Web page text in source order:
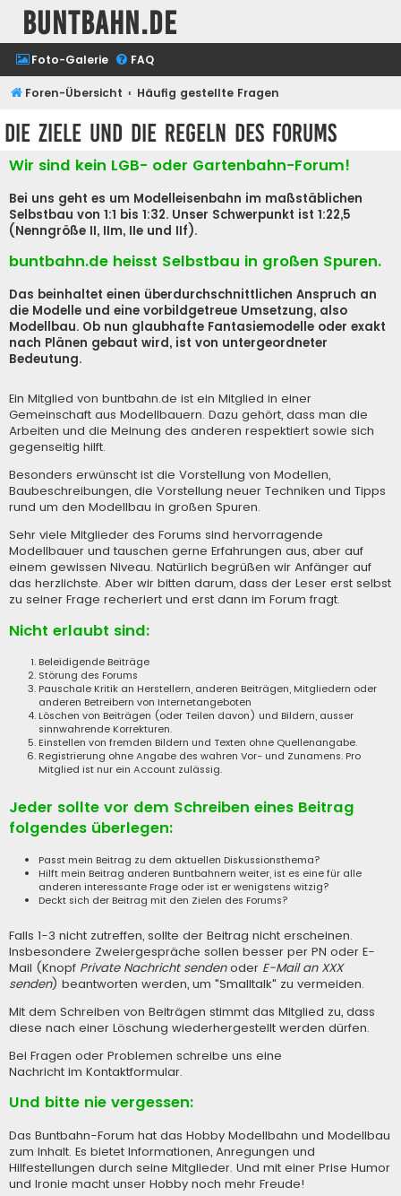
buntbahn.de
Foto-Galerie FAQ
Foren-Übersicht Häufig gestellte Fragen
Die Ziele und die Regeln des Forums
Wir sind kein LGB- oder Gartenbahn-Forum!
Bei uns geht es um Modelleisenbahn im maßstäblichen
Selbstbau von 1:1 bis 1:32. Unser Schwerpunkt ist 1:22,5
(Nenngröße II, IIm, IIe und IIf).
buntbahn.de heisst Selbstbau in großen Spuren.
Das beinhaltet einen überdurchschnittlichen Anspruch an
die Modelle und eine vorbildgetreue Umsetzung, also
Modellbau. Ob nun glaubhafte Fantasiemodelle oder exakt
nach Plänen gebaut wird, ist von untergeordneter
Bedeutung.
Ein Mitglied von buntbahn.de ist ein Mitglied in einer
Gemeinschaft aus Modellbauern. Dazu gehört, dass man die
Arbeiten und die Meinung des anderen respektiert sowie sich
gegenseitig hilft.
Besonders erwünscht ist die Vorstellung von Modellen,
Baubeschreibungen, die Vorstellung neuer Techniken und Tipps
rund um den Modellbau in großen Spuren.
Sehr viele Mitglieder des Forums sind hervorragende
Modellbauer und tauschen gerne Erfahrungen aus, aber auf
einem gewissen Niveau. Natürlich begrüßen wir Anfänger auf
das herzlichste. Aber wir bitten darum, dass der Leser erst selbst
zu seiner Frage recheriert und erst dann im Forum fragt.
Nicht erlaubt sind:
Beleidigende Beiträge
Störung des Forums
Pauschale Kritik an Herstellern, anderen Beiträgen, Mitgliedern oder
anderen Betreibern von Internetangeboten
Löschen von Beiträgen (oder Teilen davon) und Bildern, ausser
sinnwahrende Korrekturen.
Einstellen von fremden Bildern und Texten ohne Quellenangabe.
Registrierung ohne Angabe des wahren Vor- und Zunamens. Pro
Mitglied ist nur ein Account zulässig.
Jeder sollte vor dem Schreiben eines Beitrag
folgendes überlegen:
Passt mein Beitrag zu dem aktuellen Diskussionsthema?
Hilft mein Beitrag anderen Buntbahnern weiter, ist es eine für alle
anderen interessante Frage oder ist er wenigstens witzig?
Deckt sich der Beitrag mit den Zielen des Forums?
Falls 1-3 nicht zutreffen, sollte der Beitrag nicht erscheinen.
Insbesondere Zweiergespräche sollen besser per PN oder E-
Mail (Knopf Private Nachricht sendenoder E-Mail an XXX
senden) beantworten werden, um "Smalltalk" zu vermeiden.
Mit dem Schreiben von Beiträgen stimmt das Mitglied zu, dass
diese nach einer Löschung wiederhergestellt werden dürfen.
Bei Fragen oder Problemen schreibe uns eine
Nachricht im Kontaktformular.
Und bitte nie vergessen:
Das Buntbahn-Forum hat das Hobby Modellbahn und Modellbau
zum Inhalt. Es bietet Informationen, Anregungen und
Hilfestellungen durch seine Mitglieder. Und mit einer Prise Humor
und Ironie macht unser Hobby noch mehr Freude!